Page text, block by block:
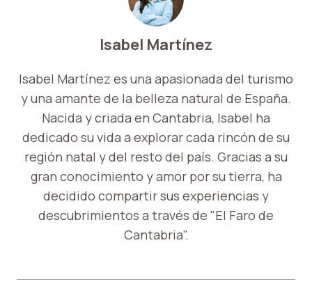
Isabel Martínez
Isabel Martínez es una apasionada del turismo
y una amante de la belleza natural de España.
Nacida y criada en Cantabria, Isabel ha
dedicado su vida a explorar cada rincón de su
región natal y del resto del país. Gracias a su
gran conocimiento y amor por su tierra, ha
decidido compartir sus experiencias y
descubrimientos a través de "El Faro de
Cantabria".